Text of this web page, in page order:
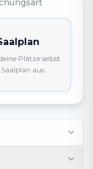
Plätze selbst
aus.